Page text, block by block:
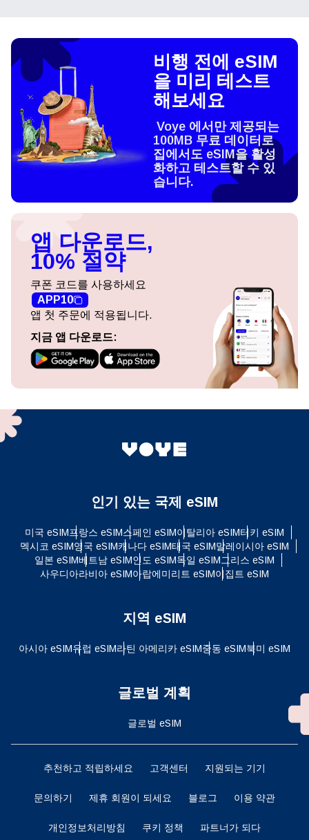
비행 전에 eSIM
을 미리 테스트
해보세요
Voye 에서만 제공되는
100MB 무료 데이터로
집에서도 eSIM을 활성
화하고 테스트할 수 있
습니다.
앱 다운로드,
10% 절약
쿠폰 코드를 사용하세요
APP10
앱 첫 주문에 적용됩니다.
지금 앱 다운로드:
인기 있는 국제 eSIM
미국 eSIM프랑스 eSIM스페인 eSIM이탈리아 eSIM터키 eSIM
멕시코 eSIM영국 eSIM캐나다 eSIM태국 eSIM말레이시아 eSIM
일본 eSIM베트남 eSIM인도 eSIM독일 eSIM그리스 eSIM
사우디아라비아 eSIM아랍에미리트 eSIM이집트 eSIM
지역 eSIM
아시아 eSIM유럽 ​​eSIM라틴 아메리카 eSIM중동 eSIM북미 eSIM
글로벌 계획
글로벌 eSIM
추천하고 적립하세요 고객센터 지원되는 기기
문의하기 제휴 회원이 되세요 블로그 이용 약관
개인정보처리방침 쿠키 정책 파트너가 되다